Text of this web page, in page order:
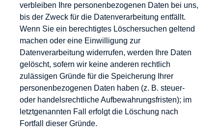
verbleiben Ihre personenbezogenen Daten bei uns,
bis der Zweck für die Datenverarbeitung entfällt.
Wenn Sie ein berechtigtes Löschersuchen geltend
machen oder eine Einwilligung zur
Datenverarbeitung widerrufen, werden Ihre Daten
gelöscht, sofern wir keine anderen rechtlich
zulässigen Gründe für die Speicherung Ihrer
personenbezogenen Daten haben (z. B. steuer-
oder handelsrechtliche Aufbewahrungsfristen); im
letztgenannten Fall erfolgt die Löschung nach
Fortfall dieser Gründe.